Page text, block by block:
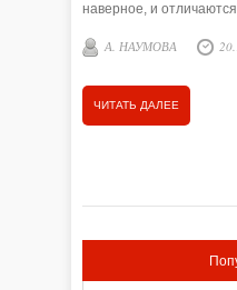
наверное, и
А. НАУМОВА
ЧИТАТЬ ДАЛЕЕ